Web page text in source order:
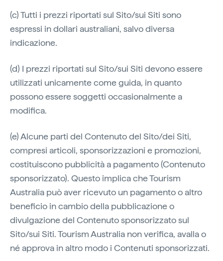
(c) Tutti i prezzi riportati sul Sito/sui Siti sono
espressi in dollari australiani, salvo diversa
indicazione.
(d) I prezzi riportati sul Sito/sui Siti devono essere
utilizzati unicamente come guida, in quanto
possono essere soggetti occasionalmente a
modifica.
(e) Alcune parti del Contenuto del Sito/dei Siti,
compresi articoli, sponsorizzazioni e promozioni,
costituiscono pubblicità a pagamento (Contenuto
sponsorizzato). Questo implica che Tourism
Australia può aver ricevuto un pagamento o altro
beneficio in cambio della pubblicazione o
divulgazione del Contenuto sponsorizzato sul
Sito/sui Siti. Tourism Australia non verifica, avalla o
né approva in altro modo i Contenuti sponsorizzati.